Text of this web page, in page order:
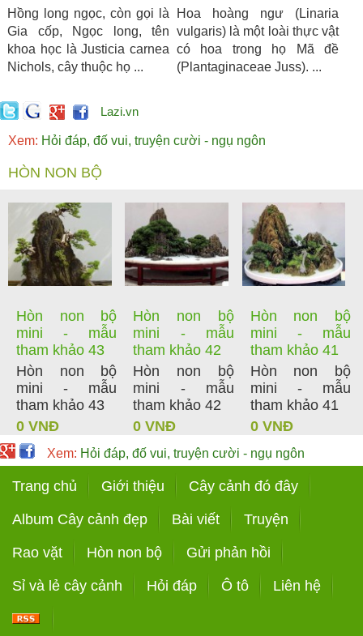
Hồng long ngọc, còn gọi là
Gia cốp, Ngọc long, tên
khoa học là Justicia carnea
Nichols, cây thuộc họ ...
Hoa hoàng ngư (Linaria
vulgaris) là một loài thực vật
có hoa trong họ Mã đề
(Plantaginaceae Juss). ...
Lazi.vn
Xem: Hỏi đáp, đố vui, truyện cười - ngụ ngôn
HÒN NON BỘ
Hòn non bộ
mini - mẫu
tham khảo 43
Hòn non bộ
mini - mẫu
tham khảo 43
0 VNĐ
Hòn non bộ
mini - mẫu
tham khảo 42
Hòn non bộ
mini - mẫu
tham khảo 42
0 VNĐ
Hòn non bộ
mini - mẫu
tham khảo 41
Hòn non bộ
mini - mẫu
tham khảo 41
0 VNĐ
Xem: Hỏi đáp, đố vui, truyện cười - ngụ ngôn
Trang chủ Giới thiệu Cây cảnh đó đây
Album Cây cảnh đẹp Bài viết Truyện
Rao vặt Hòn non bộ Gửi phản hồi
Sỉ và lẻ cây cảnh Hỏi đáp Ô tô Liên hệ